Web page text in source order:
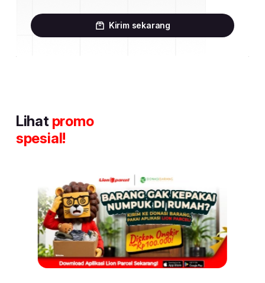
Kirim sekarang
Lihat promo
spesial!